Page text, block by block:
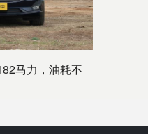
马力，油耗不